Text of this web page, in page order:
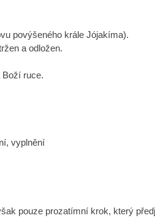
povýšeného krále Jójakíma).
a odložen.
ruce.
vyplnění
pouze prozatímní krok, který